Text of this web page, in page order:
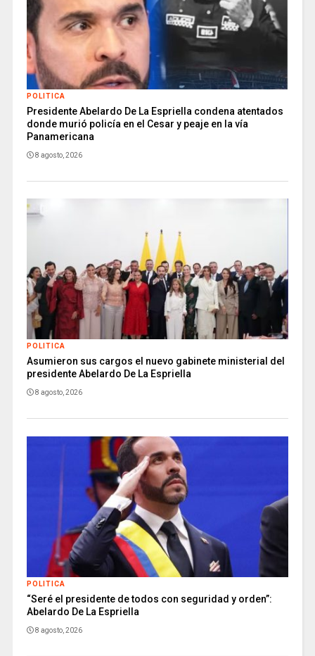
POLITICA
Presidente Abelardo De La Espriella condena atentados
donde murió policía en el Cesar y peaje en la vía
Panamericana
8 agosto, 2026
POLITICA
Asumieron sus cargos el nuevo gabinete ministerial del
presidente Abelardo De La Espriella
8 agosto, 2026
POLITICA
“Seré el presidente de todos con seguridad y orden”:
Abelardo De La Espriella
8 agosto, 2026